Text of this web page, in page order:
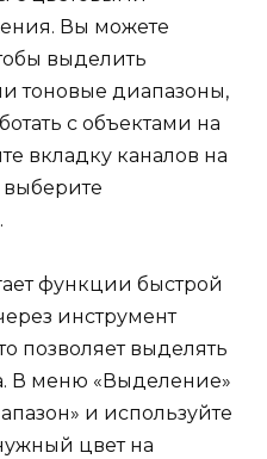
Вы можете
выделить
тоновые диапазоны,
с объектами на
вкладку каналов на
функции быстрой
инструмент
позволяет выделять
В меню «Выделение»
и используйте
цвет на